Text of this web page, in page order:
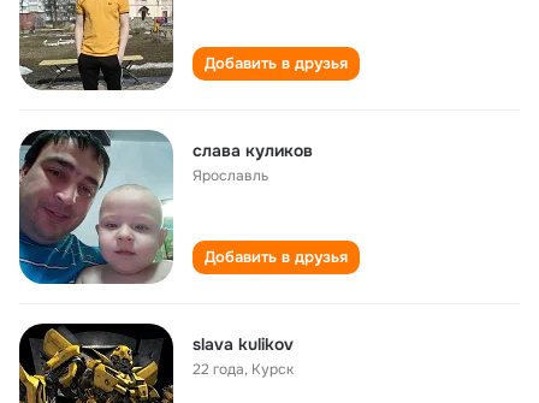
Добавить в друзья
слава куликов
Ярославль
Добавить в друзья
slava kulikov
22 года, Курск